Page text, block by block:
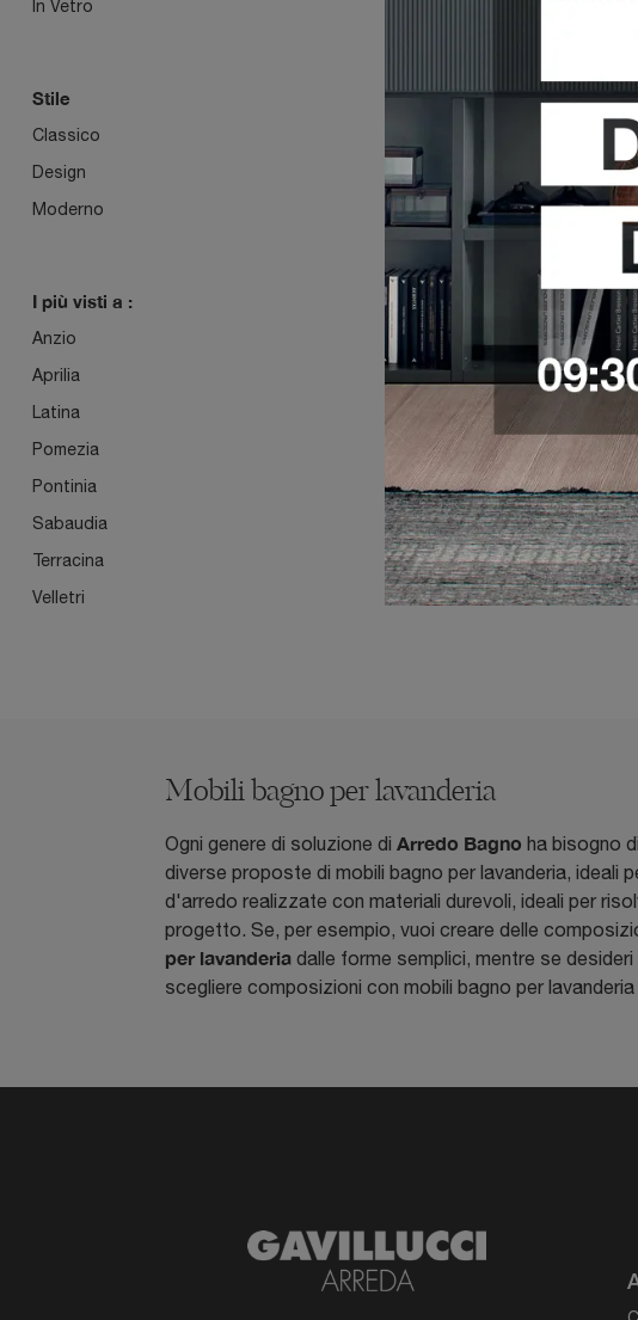
In Vetro
Stile
Classico
Design
Moderno
I più visti a :
Anzio
Aprilia
Latina
Pomezia
Pontinia
Sabaudia
Terracina
Velletri
VEDI DI PIÙ
AB+ LD003
Mobili bagno per lavanderia
Ogni genere di soluzione di Arredo Bagno ha bisogno
diverse proposte di mobili bagno per lavanderia,
d'arredo realizzate con materiali durevoli, ideali per
progetto. Se, per esempio, vuoi creare delle
per lavanderia dalle forme semplici, mentre se
scegliere composizioni con mobili bagno per